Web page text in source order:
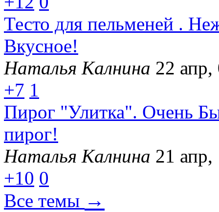
Тесто для пельменей .
Вкусное!
Наталья Калнина 22 апр,
+7 1
Пирог "Улитка". Очень
пирог!
Наталья Калнина 21 апр,
+10 0
Все темы →